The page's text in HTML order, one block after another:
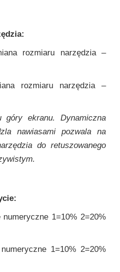
rozmiaru narzędzia –
rozmiaru narzędzia –
ekranu. Dynamiczna
nawiasami pozwala na
do retuszowanego
1=10% 2=20%
1=10% 2=20%